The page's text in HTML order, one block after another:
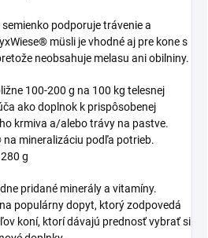
podporuje trávenie a
müsli je vhodné aj pre kone s
neobsahuje melasu ani obilniny.
100-200 g na 100 kg telesnej
ako doplnok k prispôsobenej
krmiva a/alebo trávy na pastve.
mineralizáciu podľa potrieb.
g
pridané minerály a vitamíny.
populárny dopyt, ktorý zodpovedá
koní, ktorí dávajú prednosť vybrať si